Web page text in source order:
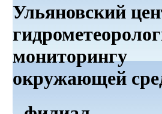
Ульяновский
мониторингу
окружающей